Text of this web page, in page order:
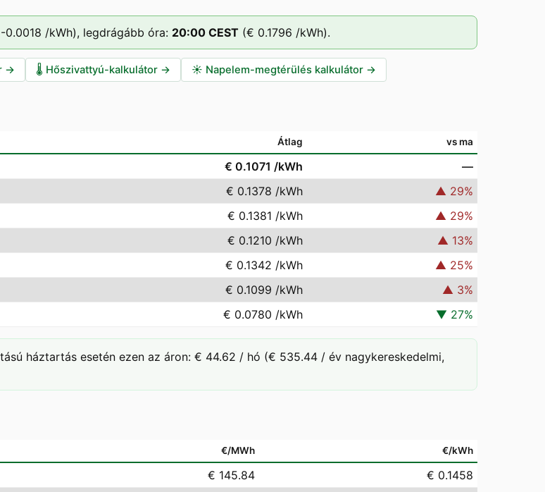
0.0018 /kWh), legdrágább óra: 20:00 CEST (€ 0.1796 /kWh).
→ 🌡️ Hőszivattyú-kalkulátor → ☀️ Napelem-megtérülés kalkulátor →
Átlag vs ma
€ 0.1071 /kWh
—
€ 0.1378 /kWh ▲ 29%
€ 0.1381 /kWh ▲ 29%
€ 0.1210 /kWh ▲ 13%
€ 0.1342 /kWh ▲ 25%
€ 0.1099 /kWh ▲ 3%
€ 0.0780 /kWh ▼ 27%
háztartás esetén ezen az áron: € 44.62 / hó (€ 535.44 / év nagykereskedelmi,
€/MWh €/kWh
€ 145.84
€ 0.1458